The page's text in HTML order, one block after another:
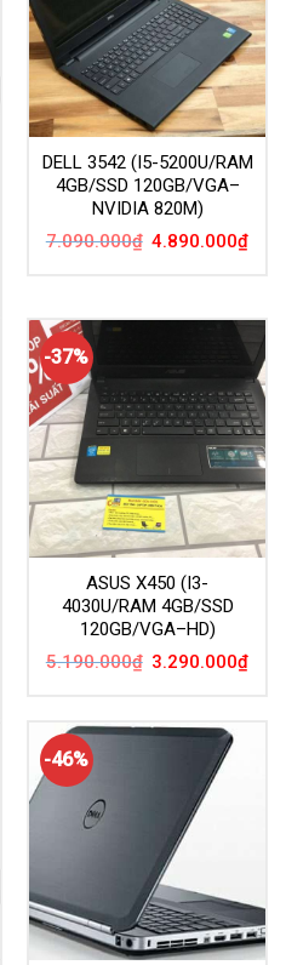
DELL 3542 (I5-5200U/RAM
4GB/SSD 120GB/VGA–
NVIDIA 820M)
7.090.000₫ Giá
4.890.000₫Giá
-37%
ASUS X450 (I3-
4030U/RAM 4GB/SSD
120GB/VGA–HD)
5.190.000₫ Giá
3.290.000₫Giá
-46%